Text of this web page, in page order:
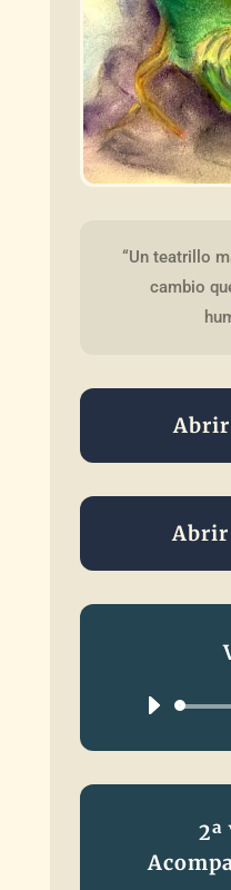
“Un teatrillo
cambio
Abrir
Abrir
2ª